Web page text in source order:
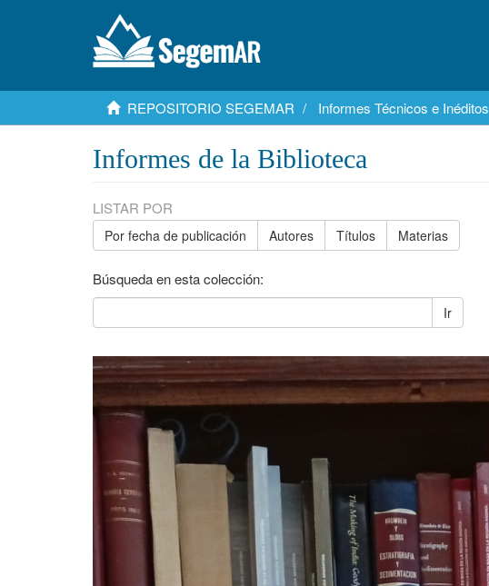
REPOSITORIO SEGEMAR Informes Técnicos e Inéditos
Informes de la Biblioteca
LISTAR POR
Por fecha de publicación Autores Títulos Materias
Búsqueda en esta colección:
Ir